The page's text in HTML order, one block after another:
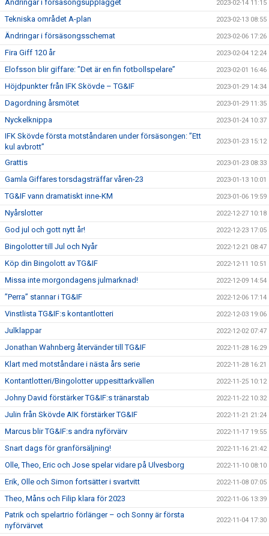
Ändringar i försäsongsupplägget 2023-02-14 11:15
Tekniska området A-plan 2023-02-13 08:55
Ändringar i försäsongsschemat 2023-02-06 17:26
Fira Giff 120 år 2023-02-04 12:24
Elofsson blir giffare: ”Det är en fin fotbollspelare” 2023-02-01 16:46
Höjdpunkter från IFK Skövde – TG&IF 2023-01-29 14:34
Dagordning årsmötet 2023-01-29 11:35
Nyckelknippa 2023-01-24 10:37
IFK Skövde första motståndaren under försäsongen: ”Ett
kul avbrott”
2023-01-23 15:12
Grattis 2023-01-23 08:33
Gamla Giffares torsdagsträffar våren-23 2023-01-13 10:01
TG&IF vann dramatiskt inne-KM 2023-01-06 19:59
Nyårslotter 2022-12-27 10:18
God jul och gott nytt år! 2022-12-23 17:05
Bingolotter till Jul och Nyår 2022-12-21 08:47
Köp din Bingolott av TG&IF 2022-12-11 10:51
Missa inte morgondagens julmarknad! 2022-12-09 14:54
”Perra” stannar i TG&IF 2022-12-06 17:14
Vinstlista TG&IF:s kontantlotteri 2022-12-03 19:06
Julklappar 2022-12-02 07:47
Jonathan Wahnberg återvänder till TG&IF 2022-11-28 16:29
Klart med motståndare i nästa års serie 2022-11-28 16:21
Kontantlotteri/Bingolotter uppesittarkvällen 2022-11-25 10:12
Johny David förstärker TG&IF:s tränarstab 2022-11-22 10:32
Julin från Skövde AIK förstärker TG&IF 2022-11-21 21:24
Marcus blir TG&IF:s andra nyförvärv 2022-11-17 19:55
Snart dags för granförsäljning! 2022-11-16 21:42
Olle, Theo, Eric och Jose spelar vidare på Ulvesborg 2022-11-10 08:10
Erik, Olle och Simon fortsätter i svartvitt 2022-11-08 07:05
Theo, Måns och Filip klara för 2023 2022-11-06 13:39
Patrik och spelartrio förlänger – och Sonny är första
nyförvärvet
2022-11-04 17:30